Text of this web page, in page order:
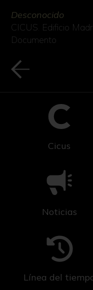
Desconocido
CICUS. Edificio
Documento
Cicus
Noticias
Línea del